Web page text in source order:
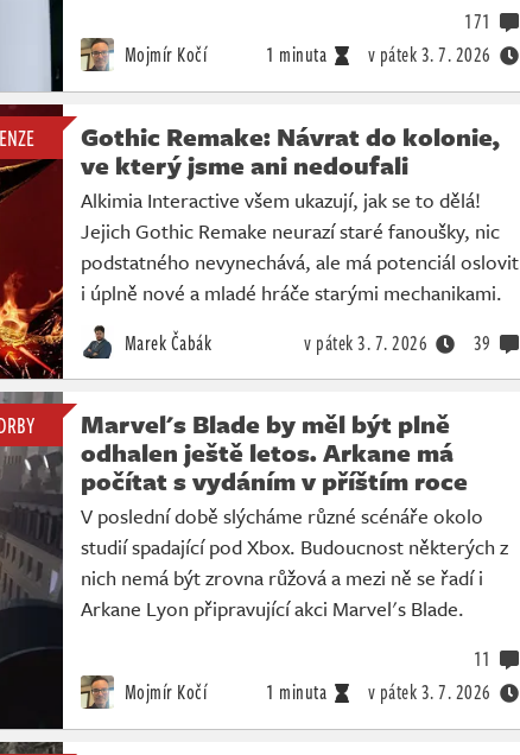
Mojmír Kočí 1 minuta v pátek3. 7. 2026
171
Gothic Remake: Návrat do kolonie,
ve který jsme ani nedoufali
Alkimia Interactive všem ukazují, jak se to dělá!
Jejich Gothic Remake neurazí staré fanoušky, nic
podstatného nevynechává, ale má potenciál oslovit
i úplně nové a mladé hráče starými mechanikami.
Marek Čabák v pátek3. 7. 2026 39
Marvel's Blade by měl být plně
odhalen ještě letos. Arkane má
počítat s vydáním v příštím roce
V poslední době slýcháme různé scénáře okolo
studií spadající pod Xbox. Budoucnost některých z
nich nemá být zrovna růžová a mezi ně se řadí i
Arkane Lyon připravující akci Marvel's Blade.
Mojmír Kočí 1 minuta v pátek3. 7. 2026
11